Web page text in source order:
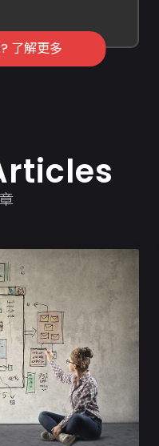
了解更多